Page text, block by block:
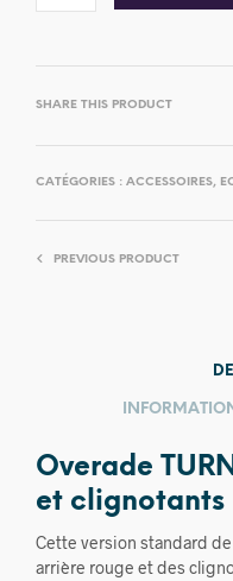
SHARE THIS PRODUCT
CATÉGORIES : ACCESSOIRES,
PREVIOUS PRODUCT
Overade
et clignotants
Cette version standard de
arrière rouge et des